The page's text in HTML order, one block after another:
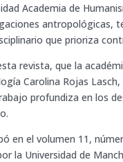
Academia de
antropológicas,
que prioriza
revista, que la
Carolina Rojas
profundiza en los
en el volumen 11,
la Universidad de